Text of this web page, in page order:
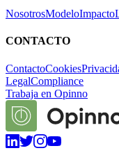
NosotrosModeloImpacto
CONTACTO
ContactoCookies
LegalCompliance
Trabaja en Opinno